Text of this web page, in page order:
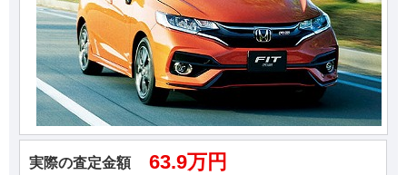
実際の査定金額 63.9万円